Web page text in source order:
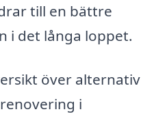
till en bättre
i det långa loppet.
över alternativ
i